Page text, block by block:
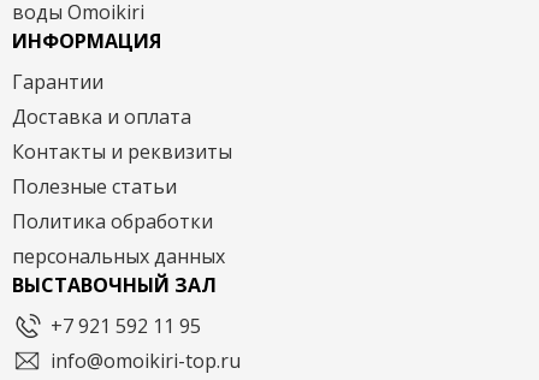
воды Omoikiri
ИНФОРМАЦИЯ
Гарантии
Доставка и оплата
Контакты и реквизиты
Полезные статьи
Политика обработки
персональных данных
ВЫСТАВОЧНЫЙ ЗАЛ
+7 921 592 11 95
info@omoikiri-top.ru